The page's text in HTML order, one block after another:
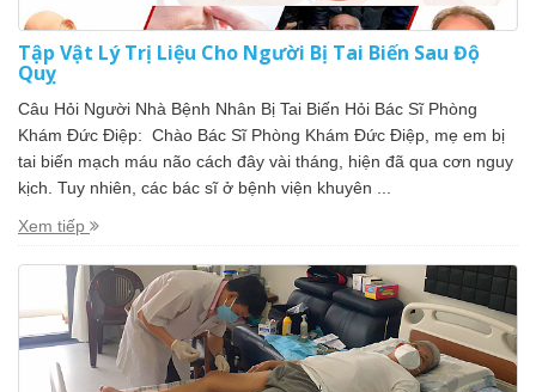
Tập Vật Lý Trị Liệu Cho Người Bị Tai Biến Sau Độ
Quỵ
Câu Hỏi Người Nhà Bệnh Nhân Bị Tai Biến Hỏi Bác Sĩ Phòng
Khám Đức Điệp: Chào Bác Sĩ Phòng Khám Đức Điệp, mẹ em bị
tai biến mạch máu não cách đây vài tháng, hiện đã qua cơn nguy
kịch. Tuy nhiên, các bác sĩ ở bệnh viện khuyên ...
Xem tiếp